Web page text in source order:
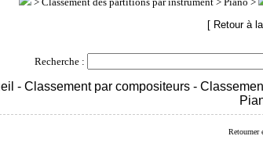
[ Retour à
Recherche :
- Classement par compositeurs -
Retourner